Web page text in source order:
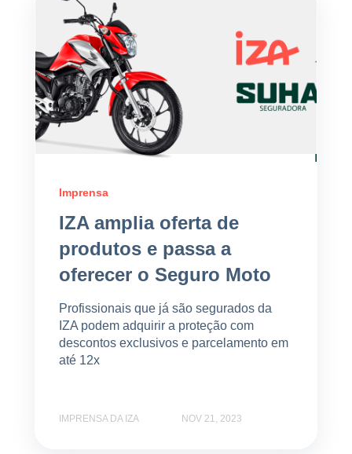
Imprensa
IZA amplia oferta de
produtos e passa a
oferecer o Seguro Moto
Profissionais que já são segurados da
IZA podem adquirir a proteção com
descontos exclusivos e parcelamento em
até 12x
IMPRENSA DA IZA NOV 21, 2023